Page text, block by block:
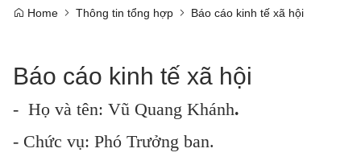
Home Thông tin tổng hợp Báo cáo kinh tế xã hội
Báo cáo kinh tế xã hội
- Họ và tên: Vũ Quang Khánh.
- Chức vụ: Phó Trưởng ban.